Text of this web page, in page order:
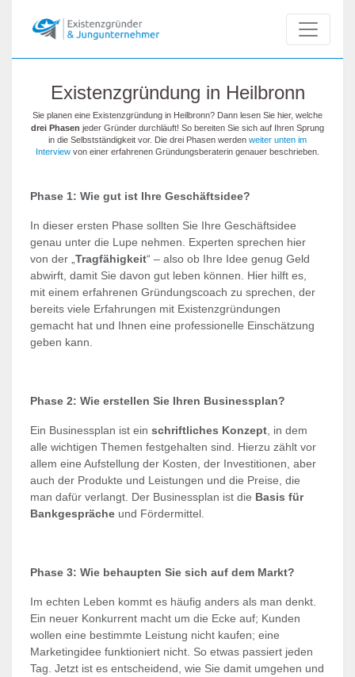
Existenzgründung in Heilbronn
Sie planen eine Existenzgründung in Heilbronn? Dann lesen Sie hier, welche
drei Phasen jeder Gründer durchläuft! So bereiten Sie sich auf Ihren Sprung
in die Selbstständigkeit vor. Die drei Phasen werden weiter unten im
Interview von einer erfahrenen Gründungsberaterin genauer beschrieben.
Phase 1: Wie gut ist Ihre Geschäftsidee?
In dieser ersten Phase sollten Sie Ihre Geschäftsidee
genau unter die Lupe nehmen. Experten sprechen hier
von der „Tragfähigkeit“ – also ob Ihre Idee genug Geld
abwirft, damit Sie davon gut leben können. Hier hilft es,
mit einem erfahrenen Gründungscoach zu sprechen, der
bereits viele Erfahrungen mit Existenzgründungen
gemacht hat und Ihnen eine professionelle Einschätzung
geben kann.
Phase 2: Wie erstellen Sie Ihren Businessplan?
Ein Businessplan ist einschriftliches Konzept , in dem
alle wichtigen Themen festgehalten sind. Hierzu zählt vor
allem eine Aufstellung der Kosten, der Investitionen, aber
auch der Produkte und Leistungen und die Preise, die
man dafür verlangt. Der Businessplan ist die Basis für
Bankgespräche und Fördermittel.
Phase 3: Wie behaupten Sie sich auf dem Markt?
Im echten Leben kommt es häufig anders als man denkt.
Ein neuer Konkurrent macht um die Ecke auf; Kunden
wollen eine bestimmte Leistung nicht kaufen; eine
Marketingidee funktioniert nicht. So etwas passiert jeden
Tag. Jetzt ist es entscheidend, wie Sie damit umgehen und